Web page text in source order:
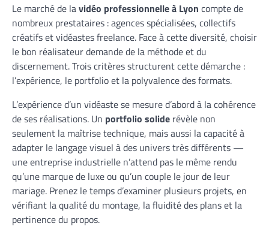
Le marché de lavidéo professionnelle à Lyon compte de
nombreux prestataires : agences spécialisées, collectifs
créatifs et vidéastes freelance. Face à cette diversité, choisir
le bon réalisateur demande de la méthode et du
discernement. Trois critères structurent cette démarche :
l’expérience, le portfolio et la polyvalence des formats.
L’expérience d’un vidéaste se mesure d’abord à la cohérence
de ses réalisations. Un portfolio solide révèle non
seulement la maîtrise technique, mais aussi la capacité à
adapter le langage visuel à des univers très différents —
une entreprise industrielle n’attend pas le même rendu
qu’une marque de luxe ou qu’un couple le jour de leur
mariage. Prenez le temps d’examiner plusieurs projets, en
vérifiant la qualité du montage, la fluidité des plans et la
pertinence du propos.